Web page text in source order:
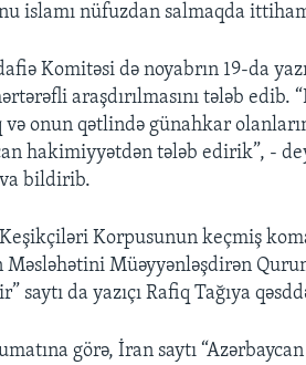
islamı nüfuzdan salmaqda
Komitəsi də noyabrın 19-da
araşdırılmasını tələb edib.
və onun qətlində günahkar
hakimiyyətdən tələb edirik”, -
bildirib.
Korpusunun keçmiş
Məsləhətini Müəyyənləşdirən
saytı da yazıçı Rafiq Tağıya
görə, İran saytı